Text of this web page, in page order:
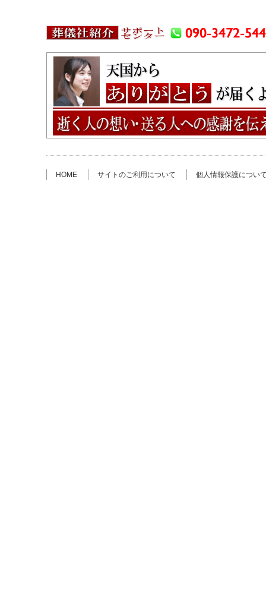
HOME サイトのご利用について 個人情報保護につい